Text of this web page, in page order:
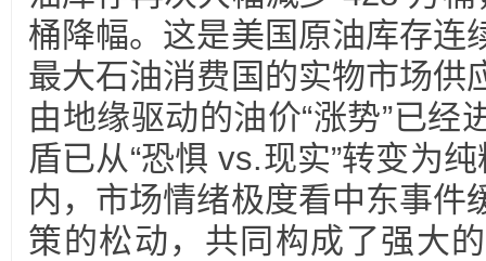
桶降幅。这是美国原油库存连
最大石油消费国的实物市场供
由地缘驱动的油价“涨势”已经
盾已从“恐惧 vs.现实”转变为
内，市场情绪极度看中东事件
策的松动，共同构成了强大